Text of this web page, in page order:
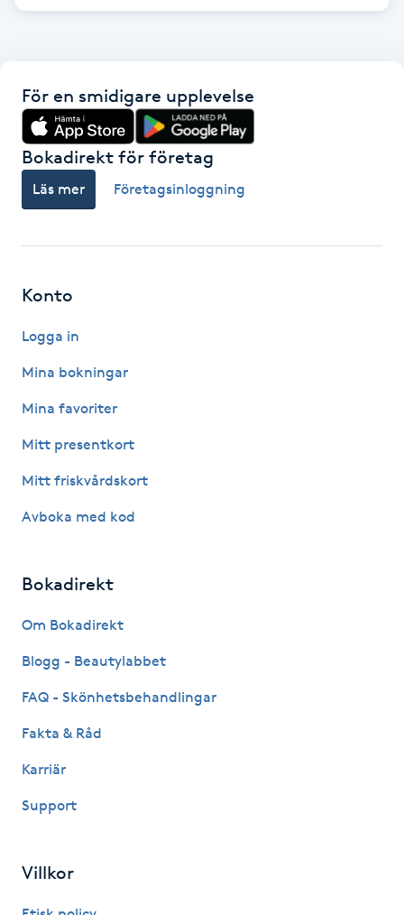
Hyperhidros
Hårborttagning
Hårbottenbehandling
Hälsprickor
Idrottsmassage
IR-massage
Japansk massage
K18
För en smidigare upplevelse
Bokadirekt för företag
Läs mer Företagsinloggning
Konto
Logga in
Mina bokningar
Mina favoriter
Mitt presentkort
Mitt friskvårdskort
Avboka med kod
Bokadirekt
Om Bokadirekt
Blogg - Beautylabbet
FAQ - Skönhetsbehandlingar
Fakta & Råd
Karriär
Support
Villkor